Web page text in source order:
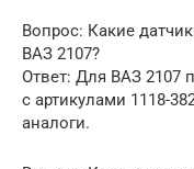
Вопрос: Какие
ВАЗ 2107?
Ответ: Для ВАЗ 2107
с артикулами 1118-
аналоги.